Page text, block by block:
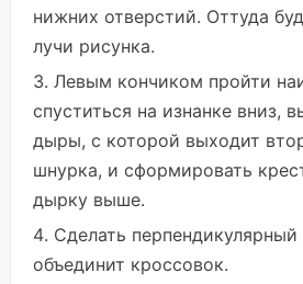
нижних отверстий. Оттуда
лучи рисунка.
Левым кончиком пройти
спуститься на изнанке вниз,
дыры, с которой выходит
шнурка, и сформировать
дырку выше.
Сделать
объединит кроссовок.